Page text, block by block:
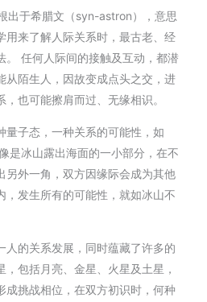
出于希腊文（syn-astron），意思
用来了解人际关系时，最古老、经
。 任何人际间的接触及互动，都潜
从陌生人，因故变成点头之交，进
也可能擦肩而过、无缘相识。
量子态，一种关系的可能性，如
是冰山露出海面的一小部分，在不
另外一角，双方因缘际会成为其他
，发生所有的可能性，就如冰山不
人的关系发展，同时蕴藏了许多的
包括月亮、金星、火星及土星，
成挑战相位，在双方初识时，何种